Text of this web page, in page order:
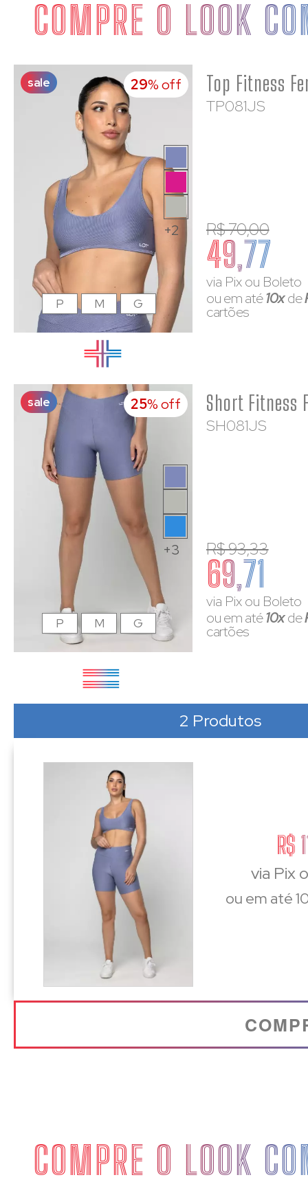
COMPRE O LOOK
sale 29% off
+2
TP081JS
R$ 70,00
49,77
via Pix ou Boleto
ou em até10xde
cartões
P M G
sale 25% off
+3
SH081JS
R$ 93,33
69,71
via Pix ou Boleto
ou em até10xde
cartões
P M G
2 Produtos
R$
via Pix
ou em até
COMPRE O LOOK